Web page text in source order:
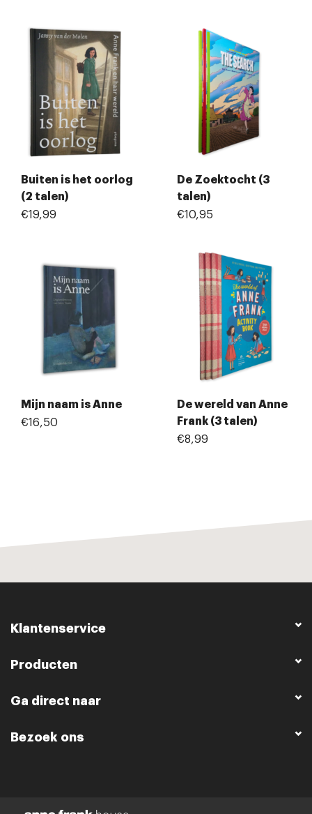
Buiten is het oorlog
(2 talen)
€19,99
De Zoektocht (3
talen)
€10,95
Mijn naam is Anne
€16,50
De wereld van Anne
Frank (3 talen)
€8,99
Klantenservice
Producten
Ga direct naar
Bezoek ons